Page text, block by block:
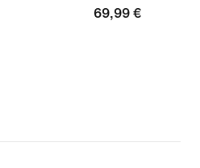
69,99 €
69,99 €